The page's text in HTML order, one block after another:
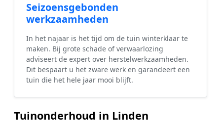
Seizoensgebonden
werkzaamheden
In het najaar is het tijd om de tuin winterklaar te
maken. Bij grote schade of verwaarlozing
adviseert de expert over herstelwerkzaamheden.
Dit bespaart u het zware werk en garandeert een
tuin die het hele jaar mooi blijft.
Tuinonderhoud in Linden